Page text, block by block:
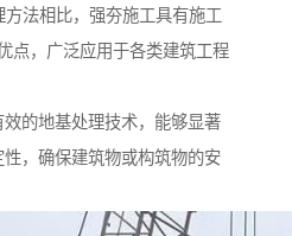
法相比，强夯施工具有施工
点，广泛应用于各类建筑工程
的地基处理技术，能够显著
，确保建筑物或构筑物的安